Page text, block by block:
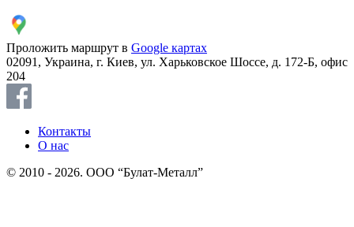
Проложить маршрут в Google картах
02091, Украина, г. Киев, ул. Харьковское Шоссе, д. 172-Б, офис
204
Контакты
О нас
© 2010 - 2026. ООО “Булат-Металл”